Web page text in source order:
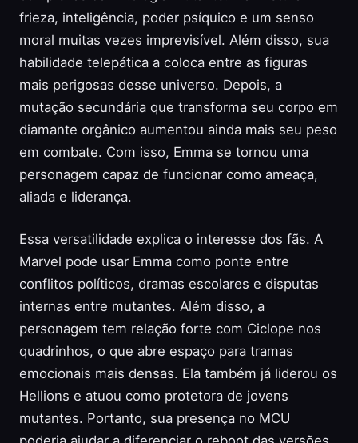
frieza, inteligência, poder psíquico e um senso
moral muitas vezes imprevisível. Além disso, sua
habilidade telepática a coloca entre as figuras
mais perigosas desse universo. Depois, a
mutação secundária que transforma seu corpo em
diamante orgânico aumentou ainda mais seu peso
em combate. Com isso, Emma se tornou uma
personagem capaz de funcionar como ameaça,
aliada e liderança.
Essa versatilidade explica o interesse dos fãs. A
Marvel pode usar Emma como ponte entre
conflitos políticos, dramas escolares e disputas
internas entre mutantes. Além disso, a
personagem tem relação forte com Ciclope nos
quadrinhos, o que abre espaço para tramas
emocionais mais densas. Ela também já liderou os
Hellions e atuou como protetora de jovens
mutantes. Portanto, sua presença no MCU